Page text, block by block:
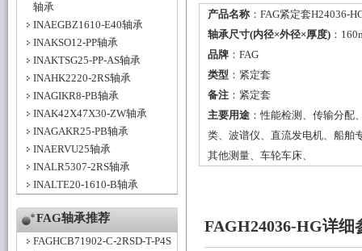
轴承
INAEGBZ1610-E40轴承
INAKSO12-PP轴承
INAKTSG25-PP-AS轴承
INAHK2220-2RS轴承
INAGIKR8-PB轴承
INAK42X47X30-ZW轴承
INAGAKR25-PB轴承
INAERVU25轴承
INALR5307-2RS轴承
INALTE20-1610-B轴承
FAG轴承推荐
FAGHCB71902-C-2RSD-T-P4S
产品名称 ：FAG紧定套H24036-
轴承尺寸(内径×外径×厚度) ：
品牌 ： FAG
类型 ： 紧定套
备注 ：紧定套
主要用途 ：性能检测、传输分配
类、波谱仪、直流发电机、船舶
其他测量、车轮车床、
FAGH24036-HG详细